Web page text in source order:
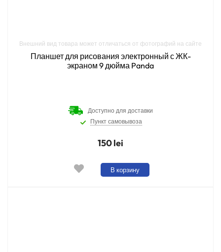
Внешний вид товара может отличаться от фотографий на сайте
Планшет для рисования электронный с ЖК-
экраном 9 дюйма Panda
Доступно для доставки
Пункт самовывоза
150 lei
В корзину